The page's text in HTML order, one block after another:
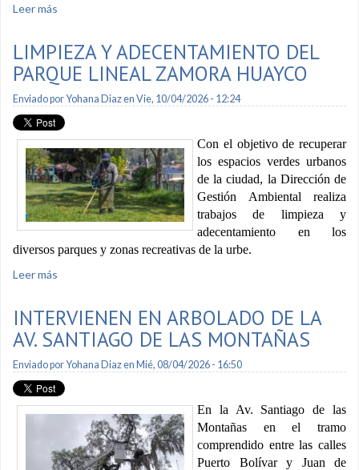
Leer más
LIMPIEZA Y ADECENTAMIENTO DEL
PARQUE LINEAL ZAMORA HUAYCO
Enviado porYohana Diazen Vie, 10/04/2026 - 12:24
Con el objetivo de recuperar
los espacios verdes urbanos
de la ciudad, la Dirección de
Gestión Ambiental realiza
trabajos de limpieza y
adecentamiento en los
diversos parques y zonas recreativas de la urbe.
Leer más
INTERVIENEN EN ARBOLADO DE LA
AV. SANTIAGO DE LAS MONTAÑAS
Enviado porYohana Diazen Mié, 08/04/2026 - 16:50
En la Av. Santiago de las
Montañas en el tramo
comprendido entre las calles
Puerto Bolívar y Juan de